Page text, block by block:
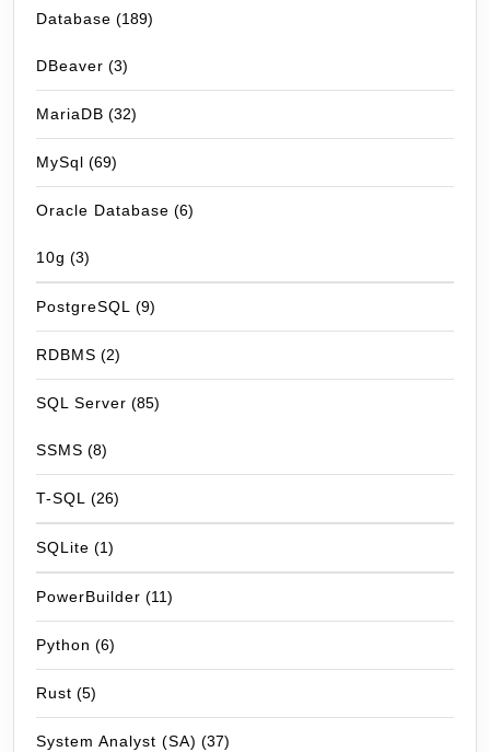
Database (189)
DBeaver (3)
MariaDB (32)
MySql (69)
Oracle Database (6)
10g (3)
PostgreSQL (9)
RDBMS (2)
SQL Server (85)
SSMS (8)
T-SQL (26)
SQLite (1)
PowerBuilder (11)
Python (6)
Rust (5)
System Analyst (SA) (37)